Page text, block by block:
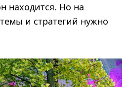
находится. Но на
и стратегий нужно